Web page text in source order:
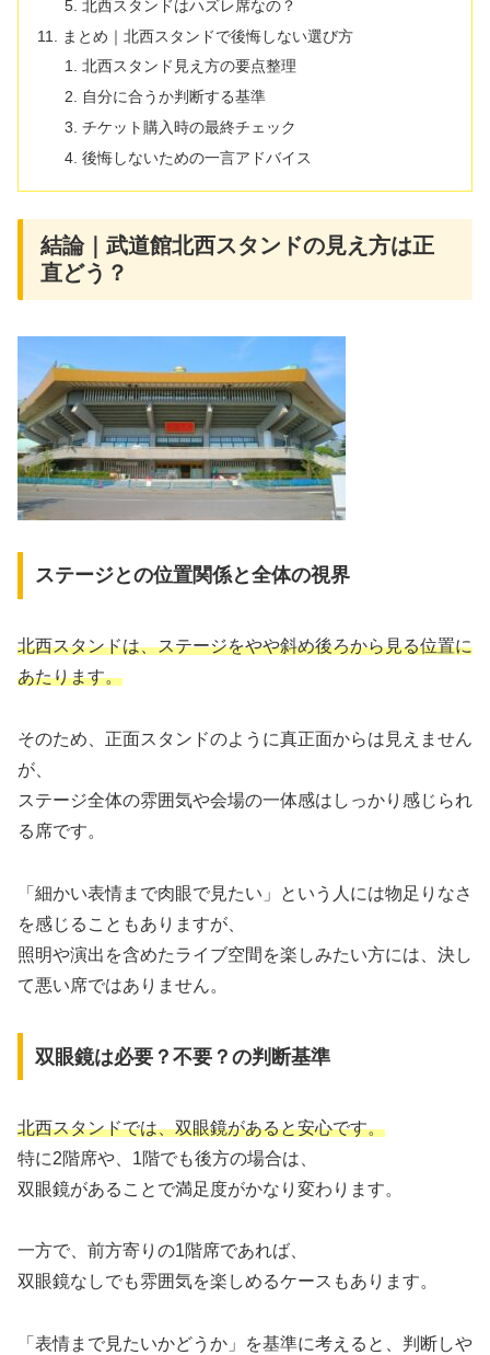
北西スタンドはハズレ席なの？
まとめ｜北西スタンドで後悔しない選び方
北西スタンド見え方の要点整理
自分に合うか判断する基準
チケット購入時の最終チェック
後悔しないための一言アドバイス
結論｜武道館北西スタンドの見え方は正
直どう？
ステージとの位置関係と全体の視界
北西スタンドは、ステージをやや斜め後ろから見る位置に
あたります。
そのため、正面スタンドのように真正面からは見えません
が、
ステージ全体の雰囲気や会場の一体感はしっかり感じられ
る席です。
「細かい表情まで肉眼で見たい」という人には物足りなさ
を感じることもありますが、
照明や演出を含めたライブ空間を楽しみたい方には、決し
て悪い席ではありません。
双眼鏡は必要？不要？の判断基準
北西スタンドでは、双眼鏡があると安心です。
特に2階席や、1階でも後方の場合は、
双眼鏡があることで満足度がかなり変わります。
一方で、前方寄りの1階席であれば、
双眼鏡なしでも雰囲気を楽しめるケースもあります。
「表情まで見たいかどうか」を基準に考えると、判断しや